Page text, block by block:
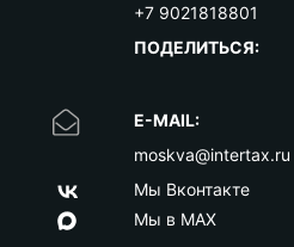
+7 9021818801
ПОДЕЛИТЬСЯ:
E-MAIL:
moskva@intertax.ru
Мы Вконтакте
Мы в MAX